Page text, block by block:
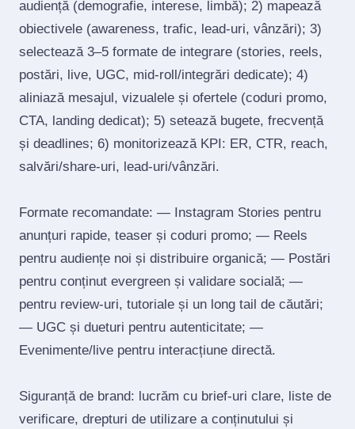
audiență (demografie, interese, limbă); 2) mapează
obiectivele (awareness, trafic, lead‑uri, vânzări); 3)
selectează 3–5 formate de integrare (stories, reels,
postări, live, UGC, mid‑roll/integrări dedicate); 4)
aliniază mesajul, vizualele și ofertele (coduri promo,
CTA, landing dedicat); 5) setează bugete, frecvență
și deadlines; 6) monitorizează KPI: ER, CTR, reach,
salvări/share‑uri, lead‑uri/vânzări.
Formate recomandate: — Instagram Stories pentru
anunțuri rapide, teaser și coduri promo; — Reels
pentru audiențe noi și distribuire organică; — Postări
pentru conținut evergreen și validare socială; —
pentru review‑uri, tutoriale și un long tail de căutări;
— UGC și dueturi pentru autenticitate; —
Evenimente/live pentru interacțiune directă.
Siguranță de brand: lucrăm cu brief‑uri clare, liste de
verificare, drepturi de utilizare a conținutului și